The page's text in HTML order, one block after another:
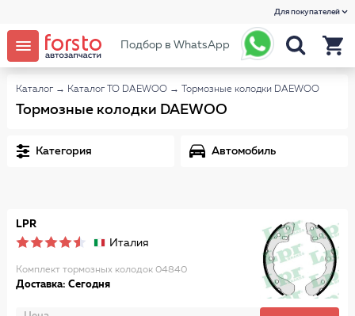
Для покупателей
Подбор в WhatsApp
Каталог → Каталог ТО DAEWOO → Тормозные колодки DAEWOO
Тормозные колодки DAEWOO
Категория Автомобиль
LPR
Италия
Комплект тормозных колодок 04840
Доставка: Сегодня